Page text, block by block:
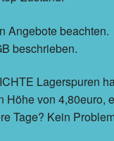
Angebote
beschrieben.
Lagerspuren
Höhe von 4,80euro,
Tage? Kein